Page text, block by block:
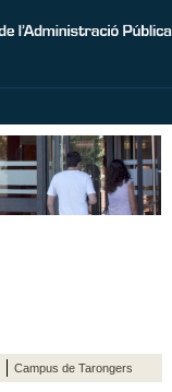
Campus de Tarongers